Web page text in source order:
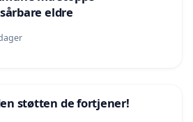
eldre
støtten de fortjener!